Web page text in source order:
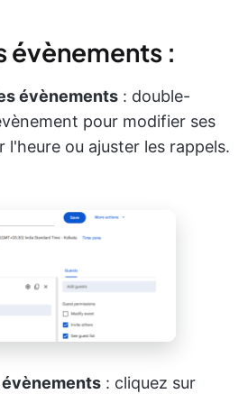
évènements :
évènements : double-
pour modifier ses
l'heure ou ajuster les rappels.
: cliquez sur